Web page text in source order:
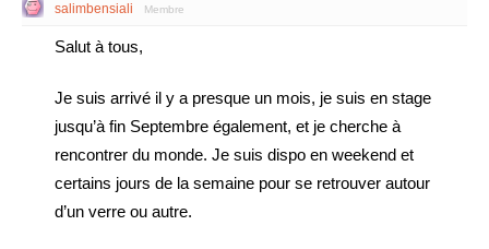
salimbensiali Membre
Salut à tous,
Je suis arrivé il y a presque un mois, je suis en stage
jusqu’à fin Septembre également, et je cherche à
rencontrer du monde. Je suis dispo en weekend et
certains jours de la semaine pour se retrouver autour
d’un verre ou autre.